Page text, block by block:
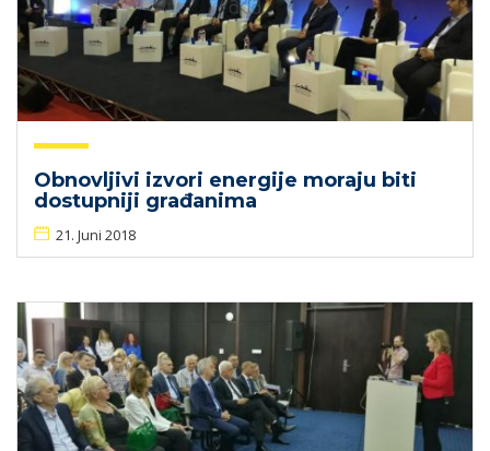
Obnovljivi izvori energije moraju biti
dostupniji građanima
21. Juni 2018